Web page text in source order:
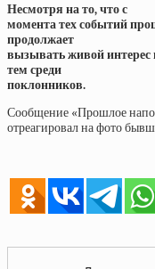
Несмотря на то, что с
момента тех событий
продолжает
вызывать живой интерес
тем среди
поклонников.
Сообщение «Прошлое
отреагировал на фото